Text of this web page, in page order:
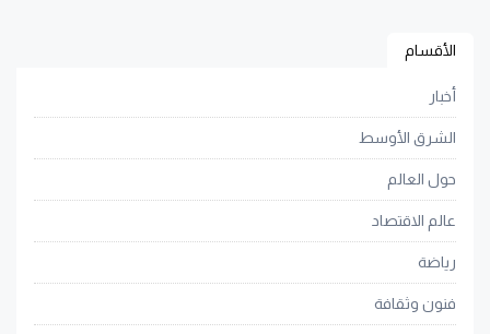
الأقسام
أخبار
الشرق الأوسط
حول العالم
عالم الاقتصاد
رياضة
فنون وثقافة